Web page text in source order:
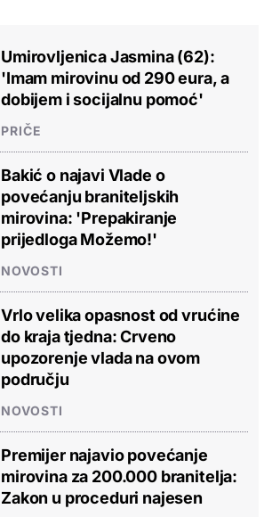
Umirovljenica Jasmina (62):
'Imam mirovinu od 290 eura, a
dobijem i socijalnu pomoć'
PRIČE
Bakić o najavi Vlade o
povećanju braniteljskih
mirovina: 'Prepakiranje
prijedloga Možemo!'
NOVOSTI
Vrlo velika opasnost od vrućine
do kraja tjedna: Crveno
upozorenje vlada na ovom
području
NOVOSTI
Premijer najavio povećanje
mirovina za 200.000 branitelja:
Zakon u proceduri najesen